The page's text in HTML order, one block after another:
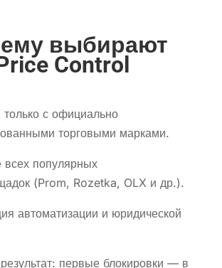
выбирают
Control
с официально
торговыми марками.
популярных
(Prom, Rozetka, OLX и др.).
автоматизации и юридической
первые блокировки — в